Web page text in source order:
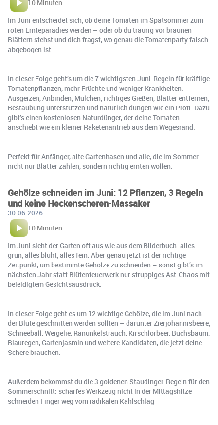
10 Minuten
Im Juni entscheidet sich, ob deine Tomaten im Spätsommer zum
roten Ernteparadies werden – oder ob du traurig vor braunen
Blättern stehst und dich fragst, wo genau die Tomatenparty falsch
abgebogen ist.
In dieser Folge geht’s um die 7 wichtigsten Juni-Regeln für kräftige
Tomatenpflanzen, mehr Früchte und weniger Krankheiten:
Ausgeizen, Anbinden, Mulchen, richtiges Gießen, Blätter entfernen,
Bestäubung unterstützen und natürlich düngen wie ein Profi. Dazu
gibt’s einen kostenlosen Naturdünger, der deine Tomaten
anschiebt wie ein kleiner Raketenantrieb aus dem Wegesrand.
Perfekt für Anfänger, alte Gartenhasen und alle, die im Sommer
nicht nur Blätter zählen, sondern richtig ernten wollen.
Gehölze schneiden im Juni: 12 Pflanzen, 3 Regeln
und keine Heckenscheren-Massaker
30.06.2026
10 Minuten
Im Juni sieht der Garten oft aus wie aus dem Bilderbuch: alles
grün, alles blüht, alles fein. Aber genau jetzt ist der richtige
Zeitpunkt, um bestimmte Gehölze zu schneiden – sonst gibt’s im
nächsten Jahr statt Blütenfeuerwerk nur struppiges Ast-Chaos mit
beleidigtem Gesichtsausdruck. ️
In dieser Folge geht es um 12 wichtige Gehölze, die im Juni nach
der Blüte geschnitten werden sollten – darunter Zierjohannisbeere,
Schneeball, Weigelie, Ranunkelstrauch, Kirschlorbeer, Buchsbaum,
Blauregen, Gartenjasmin und weitere Kandidaten, die jetzt deine
Schere brauchen.
Außerdem bekommst du die 3 goldenen Staudinger-Regeln für den
Sommerschnitt: scharfes Werkzeug nicht in der Mittagshitze
schneiden Finger weg vom radikalen Kahlschlag